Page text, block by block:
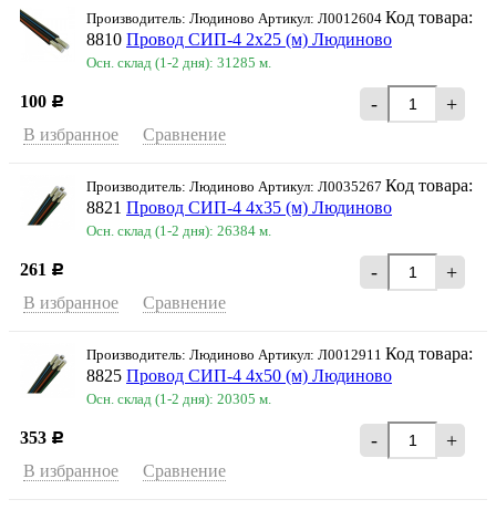
Производитель: Людиново Артикул: Л0012604 Код товара:
8810 Провод СИП-4 2х25 (м) Людиново
Осн. склад (1-2 дня): 31285 м.
100 Р - +
В избранное Сравнение
Производитель: Людиново Артикул: Л0035267 Код товара:
8821 Провод СИП-4 4х35 (м) Людиново
Осн. склад (1-2 дня): 26384 м.
261 Р - +
В избранное Сравнение
Производитель: Людиново Артикул: Л0012911 Код товара:
8825 Провод СИП-4 4х50 (м) Людиново
Осн. склад (1-2 дня): 20305 м.
353 Р - +
В избранное Сравнение